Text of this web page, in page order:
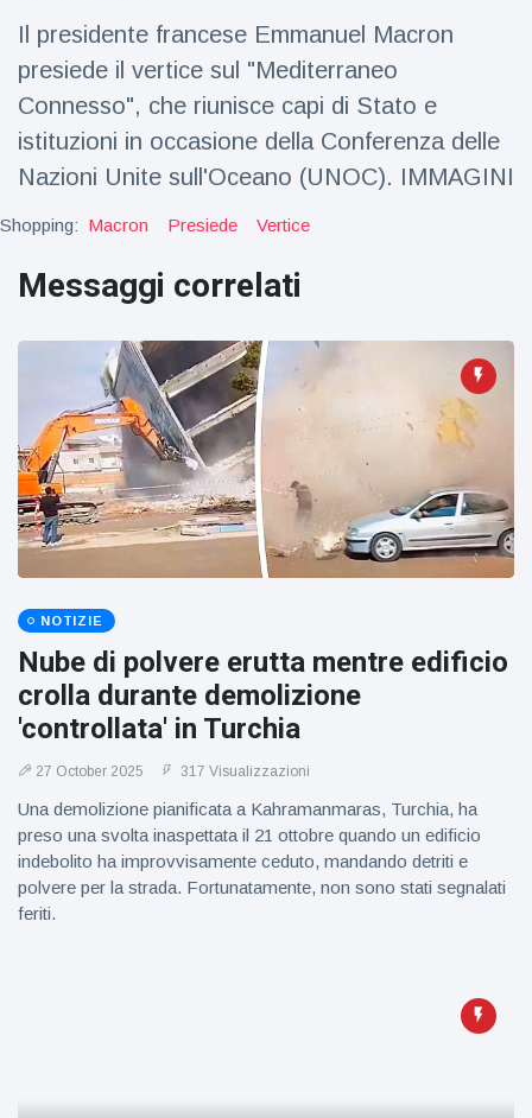
Ultime notizie
Dylan
Sprouse e
Palvin
aspettare
una
15 July
48
Visualizzazioni
Millie Bobby
incoraggia
sua figlia ad
essere
creativa
15 July
69
Visualizzazioni
Anne
Hathaway
definisce
Tom
Holland 'il
figlio dei
14 July
29
Visualizzazioni
Il presidente francese Emmanuel Macron
presiede il vertice sul "Mediterraneo
Connesso", che riunisce capi di Stato e
istituzioni in occasione della Conferenza delle
Nazioni Unite sull'Oceano (UNOC). IMMAGINI
Shopping: Macron Presiede Vertice
Messaggi correlati
NOTIZIE
Nube di polvere erutta mentre edificio
crolla durante demolizione
'controllata' in Turchia
27 October 2025 317 Visualizzazioni
Una demolizione pianificata a Kahramanmaras, Turchia, ha
preso una svolta inaspettata il 21 ottobre quando un edificio
indebolito ha improvvisamente ceduto, mandando detriti e
polvere per la strada. Fortunatamente, non sono stati segnalati
feriti.